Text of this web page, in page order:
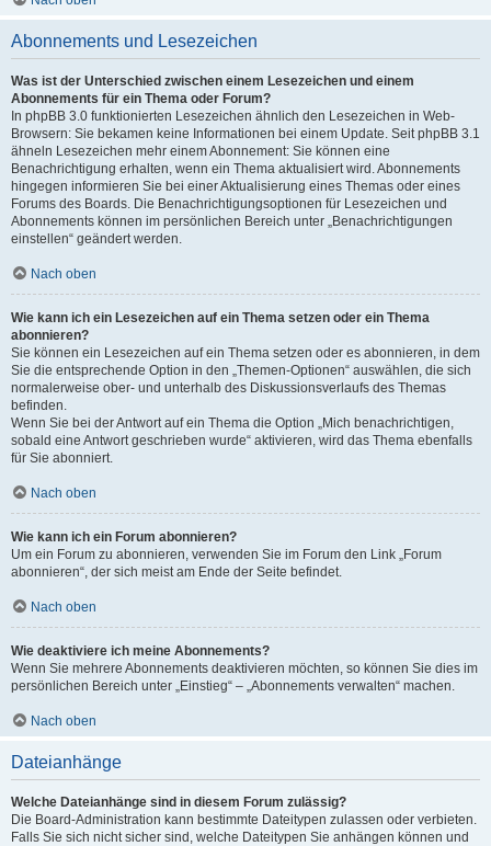
Abonnements und Lesezeichen
Was ist der Unterschied zwischen einem Lesezeichen und einem
Abonnements für ein Thema oder Forum?
In phpBB 3.0 funktionierten Lesezeichen ähnlich den Lesezeichen in Web-
Browsern: Sie bekamen keine Informationen bei einem Update. Seit phpBB 3.1
ähneln Lesezeichen mehr einem Abonnement: Sie können eine
Benachrichtigung erhalten, wenn ein Thema aktualisiert wird. Abonnements
hingegen informieren Sie bei einer Aktualisierung eines Themas oder eines
Forums des Boards. Die Benachrichtigungsoptionen für Lesezeichen und
Abonnements können im persönlichen Bereich unter „Benachrichtigungen
einstellen“ geändert werden.
Nach oben
Wie kann ich ein Lesezeichen auf ein Thema setzen oder ein Thema
abonnieren?
Sie können ein Lesezeichen auf ein Thema setzen oder es abonnieren, in dem
Sie die entsprechende Option in den „Themen-Optionen“ auswählen, die sich
normalerweise ober- und unterhalb des Diskussionsverlaufs des Themas
befinden.
Wenn Sie bei der Antwort auf ein Thema die Option „Mich benachrichtigen,
sobald eine Antwort geschrieben wurde“ aktivieren, wird das Thema ebenfalls
für Sie abonniert.
Nach oben
Wie kann ich ein Forum abonnieren?
Um ein Forum zu abonnieren, verwenden Sie im Forum den Link „Forum
abonnieren“, der sich meist am Ende der Seite befindet.
Nach oben
Wie deaktiviere ich meine Abonnements?
Wenn Sie mehrere Abonnements deaktivieren möchten, so können Sie dies im
persönlichen Bereich unter „Einstieg“ – „Abonnements verwalten“ machen.
Nach oben
Dateianhänge
Welche Dateianhänge sind in diesem Forum zulässig?
Die Board-Administration kann bestimmte Dateitypen zulassen oder verbieten.
Falls Sie sich nicht sicher sind, welche Dateitypen Sie anhängen können und